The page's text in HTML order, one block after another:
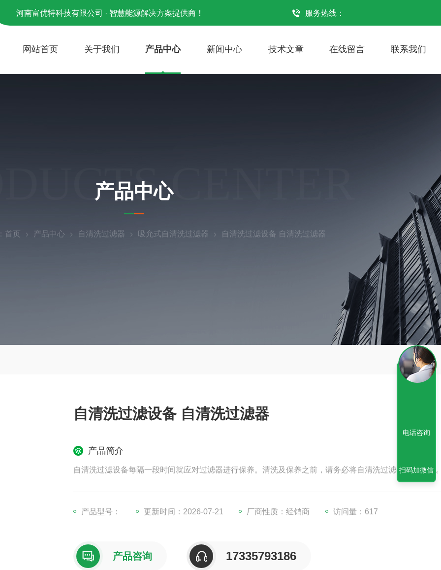
河南富优特科技有限公司 · 智慧能源解决方案提供商！ 服务热线：
网站首页 关于我们 产品中心 新闻中心 技术文章 在线留言 联系我们
CENTER
产品中心
首页 产品中心 自清洗过滤器 吸允式自清洗过滤器 自清洗过滤设备 自清洗过滤器
自清洗过滤设备 自清洗过滤器
产品简介
自清洗过滤设备每隔一段时间就应对过滤器进行保养。清洗及保养之前，请务必将自清洗过滤器电源断开
产品型号： 更新时间：2026-07-21 厂商性质：经销商 访问量：617
产品咨询 17335793186
电话咨询
扫码加微信